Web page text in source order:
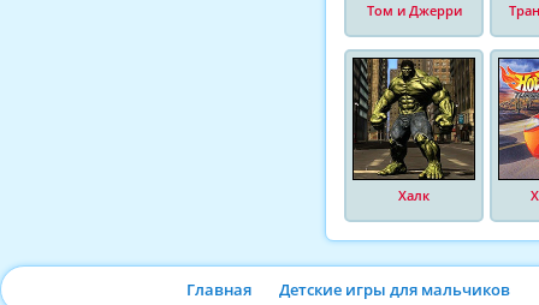
Том и Джерри
Халк
Главная Детские игры для мальчиков